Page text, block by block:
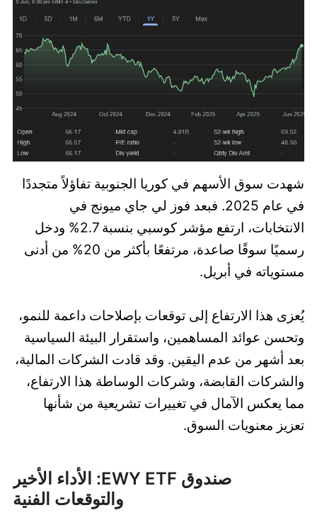
شهدت سوق الأسهم في كوريا الجنوبية تفاؤلاً متجددًا
في عام 2025. فبعد فوز لي جاي ميونج في
الانتخابات، ارتفع مؤشر كوسبي بنسبة 2.7% ودخل
رسميًا سوقًا صاعدة، مرتفعًا بأكثر من 20% من أدنى
مستوياته في أبريل.
يُعزى هذا الارتفاع إلى توقعات بإصلاحات داعمة للنمو،
وتحسن عوائد المساهمين، واستقرار البيئة السياسية
بعد أشهر من عدم اليقين. وقد قادت الشركات المالية،
والشركات القابضة، وشركات الوساطة هذا الارتفاع،
مما يعكس الآمال في تغييرات تشريعية من شأنها
تعزيز معنويات السوق.
صندوق EWY ETF: الأداء الأخير
والتوقعات الفنية